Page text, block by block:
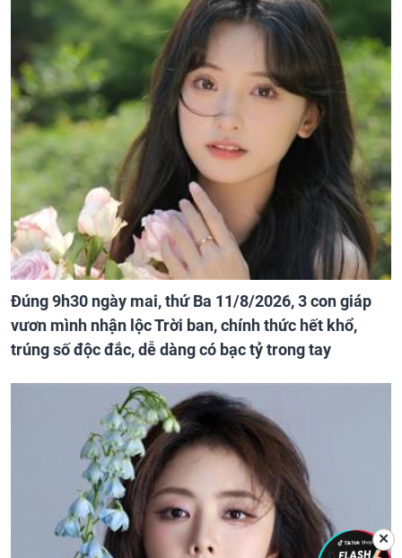
Đúng 9h30 ngày mai, thứ Ba 11/8/2026, 3 con giáp
vươn mình nhận lộc Trời ban, chính thức hết khổ,
trúng số độc đắc, dễ dàng có bạc tỷ trong tay
✕